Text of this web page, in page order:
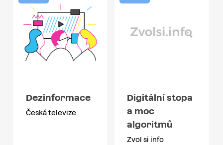
Dezinformace
Česká televize
Digitální stopa
a moc
algoritmů
Zvol si info